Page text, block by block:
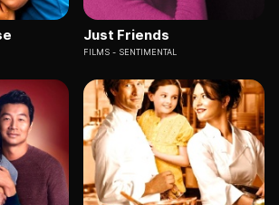
Just Friends
FILMS SENTIMENTAL